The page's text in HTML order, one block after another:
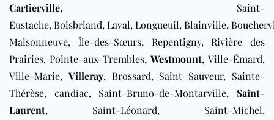
Cartierville,
Saint-
Eustache, Boisbriand, Laval, Longueuil, Blainville,
Maisonneuve,Île-des-Sœurs, Repentigny,Rivière des
Prairies, Pointe-aux-Trembles, Westmount, Ville-Émard,
Ville-Marie, Villeray, Brossard, Saint Sauveur, Sainte-
Thérèse, candiac, Saint-Bruno-de-Montarville, Saint-
Laurent, Saint-Léonard, Saint-Michel,